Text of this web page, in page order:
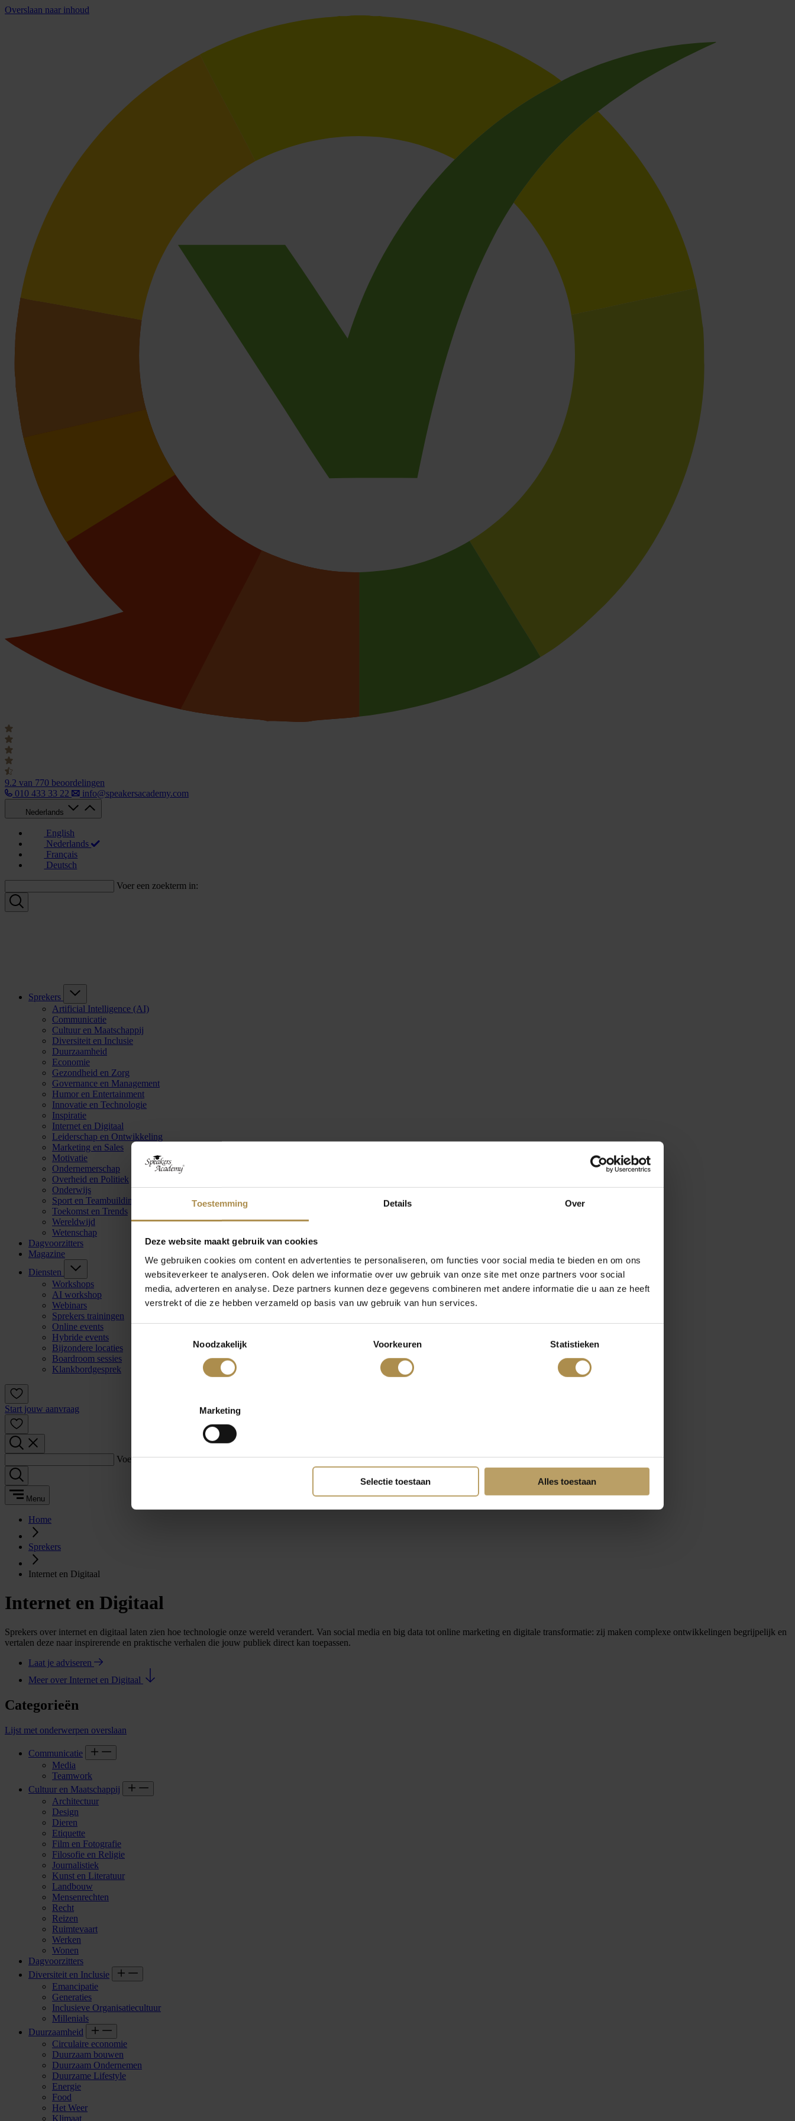
Toestemming Details Over
Deze website maakt gebruik van cookies
We gebruiken cookies om content en advertenties te personaliseren, om functies voor social media te bieden en om ons
websiteverkeer te analyseren. Ook delen we informatie over uw gebruik van onze site met onze partners voor social
media, adverteren en analyse. Deze partners kunnen deze gegevens combineren met andere informatie die u aan ze heeft
verstrekt of die ze hebben verzameld op basis van uw gebruik van hun services.
Noodzakelijk
Voorkeuren Statistieken
Marketing
Selectie toestaan Alles toestaan
Overslaan naar inhoud
9.2 van 770 beoordelingen
010 433 33 22
info@speakersacademy.com
Nederlands
English
Nederlands
Français
Deutsch
Voer een zoekterm in:
Sprekers
Artificial Intelligence (AI)
Communicatie
Cultuur en Maatschappij
Diversiteit en Inclusie
Duurzaamheid
Economie
Gezondheid en Zorg
Governance en Management
Humor en Entertainment
Innovatie en Technologie
Inspiratie
Internet en Digitaal
Leiderschap en Ontwikkeling
Marketing en Sales
Motivatie
Ondernemerschap
Overheid en Politiek
Onderwijs
Sport en Teambuilding
Toekomst en Trends
Wereldwijd
Wetenschap
Dagvoorzitters
Magazine
Diensten
Workshops
AI workshop
Webinars
Sprekers trainingen
Online events
Hybride events
Bijzondere locaties
Boardroom sessies
Klankbordgesprek
Start jouw aanvraag
Voer een zoekterm in:
Menu
Home
Sprekers
Internet en Digitaal
Internet en Digitaal
Sprekers over internet en digitaal laten zien hoe technologie onze wereld verandert. Van social media en big data tot online marketing en digitale transformatie: zij maken complexe ontwikkelingen begrijpelijk en
vertalen deze naar inspirerende en praktische verhalen die jouw publiek direct kan toepassen.
Laat je adviseren
Meer over Internet en Digitaal
Categorieën
Lijst met onderwerpen overslaan
Communicatie
Media
Teamwork
Cultuur en Maatschappij
Architectuur
Design
Dieren
Etiquette
Film en Fotografie
Filosofie en Religie
Journalistiek
Kunst en Literatuur
Landbouw
Mensenrechten
Recht
Reizen
Ruimtevaart
Werken
Wonen
Dagvoorzitters
Diversiteit en Inclusie
Emancipatie
Generaties
Inclusieve Organisatiecultuur
Millenials
Duurzaamheid
Circulaire economie
Duurzaam bouwen
Duurzaam Ondernemen
Duurzame Lifestyle
Energie
Food
Het Weer
Klimaat